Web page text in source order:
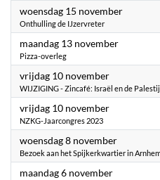
woensdag 15 november2023
Onthulling de IJzervreter
maandag 13 november2023
Pizza-overleg
vrijdag 10 november2023
WIJZIGING - Zincafé: Israël en de
vrijdag 10 november2023
NZKG-Jaarcongres 2023
woensdag 8 november2023
Bezoek aan het Spijkerkwartier in
maandag 6 november2023